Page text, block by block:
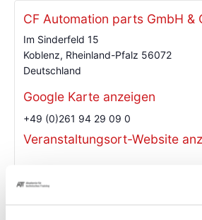
CF Automation parts GmbH &
Im Sinderfeld 15
Koblenz, Rheinland-Pfalz 56072
Deutschland
Google Karte anzeigen
+49 (0)261 94 29 09 0
Veranstaltungsort-Website